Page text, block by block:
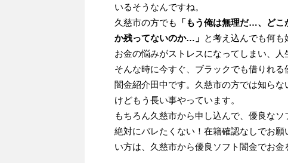
いるそうなんですね。
久慈市の方でも
「もう俺は無理だ…、ど
か残ってないのか…」 と考え込んでも何も
お金の悩みがストレスになってしまい、人
そんな時に今すぐ、ブラックでも借りれ
闇金紹介田中です。久慈市の方では知ら
けどもう長い事やっています。
もちろん久慈市から申し込んで、優良なソ
絶対にバレたくない！在籍確認なしでお
い方は、久慈市から優良ソフト闇金でお金